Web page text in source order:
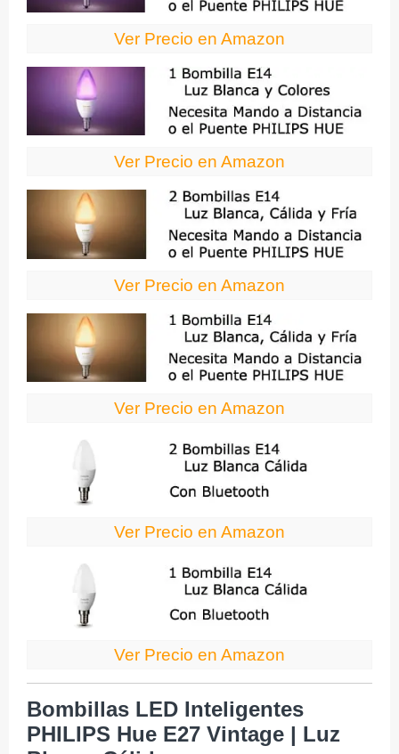
Ver Precio en Amazon
Ver Precio en Amazon
Ver Precio en Amazon
Ver Precio en Amazon
Ver Precio en Amazon
Ver Precio en Amazon
Bombillas LED Inteligentes
PHILIPS Hue E27 Vintage | Luz